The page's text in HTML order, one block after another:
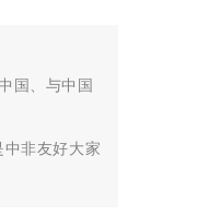
国、与中国
非友好大家